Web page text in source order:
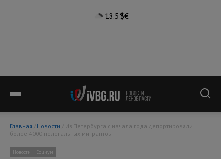
18.5°$€
Главная / Новости
более 4000 нелегальных мигрантов
Новости Социум